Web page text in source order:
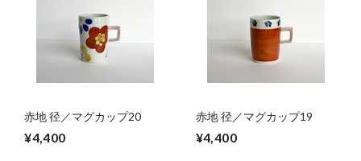
赤地 径／マグカップ20
¥4,400
赤地 径／マグカップ19
¥4,400